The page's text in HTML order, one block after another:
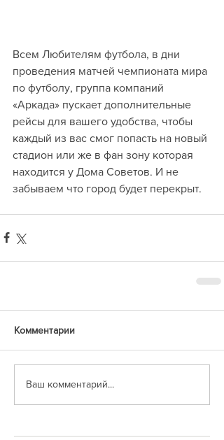
Всем Любителям футбола, в дни
проведения матчей чемпионата мира
по футболу, группа компаний
«Аркада» пускает дополнительные
рейсы для вашего удобства, чтобы
каждый из вас смог попасть на новый
стадион или же в фан зону которая
находится у Дома Советов. И не
забываем что город будет перекрыт.
Комментарии
Ваш комментарий...